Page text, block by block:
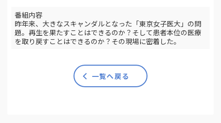
番組内容
昨年来、大きなスキャンダルとなった「東京女子医大」の問
題。再生を果たすことはできるのか？そして患者本位の医療
を取り戻すことはできるのか？その現場に密着した。
一覧へ戻る